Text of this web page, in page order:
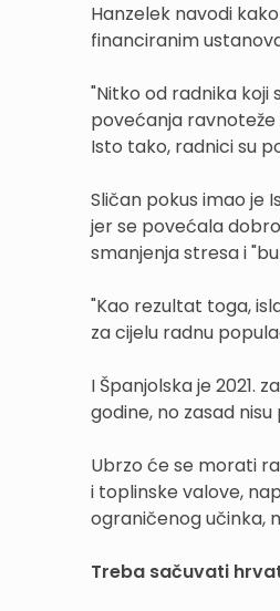
Hanzelek navodi
financiranim
"Nitko od radnika koji
povećanja
Isto tako, radnici su
Sličan pokus imao je
jer se povećala
smanjenja stresa i
"Kao rezultat toga,
za cijelu radnu
I Španjolska je 2021.
godine, no zasad
Ubrzo će se morati
i toplinske valove,
ograničenog učinka,
Treba sačuvati